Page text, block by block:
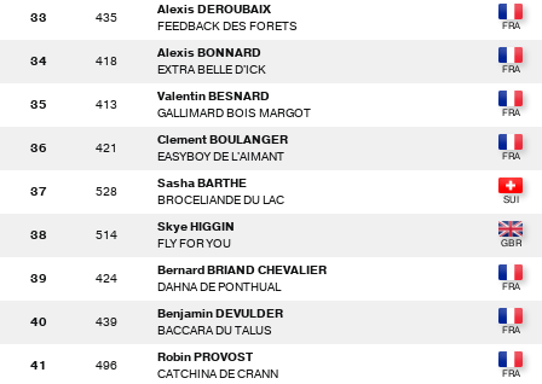
33 435
Alexis DEROUBAIX
FEEDBACK DES FORETS
34 418
Alexis BONNARD
EXTRA BELLE D'ICK
35 413
Valentin BESNARD
GALLIMARD BOIS MARGOT
36 421
Clement BOULANGER
EASYBOY DE L'AIMANT
37 528
Sasha BARTHE
BROCELIANDE DU LAC
38 514
Skye HIGGIN
FLY FOR YOU
39 424
Bernard BRIAND CHEVALIER
DAHNA DE PONTHUAL
40 439
Benjamin DEVULDER
BACCARA DU TALUS
41 496
Robin PROVOST
CATCHINA DE CRANN